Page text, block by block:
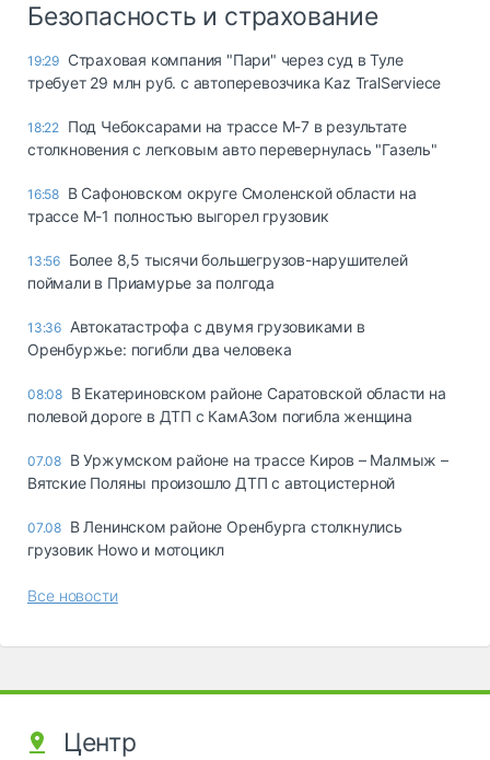
Безопасность и страхование
19:29 Страховая компания "Пари" через суд в Туле
требует 29 млн руб. с автоперевозчика Kaz TralServiece
18:22 Под Чебоксарами на трассе М-7 в результате
столкновения с легковым авто перевернулась "Газель"
16:58 В Сафоновском округе Смоленской области на
трассе М-1 полностью выгорел грузовик
13:56 Более 8,5 тысячи большегрузов-нарушителей
поймали в Приамурье за полгода
13:36 Автокатастрофа с двумя грузовиками в
Оренбуржье: погибли два человека
08:08 В Екатериновском районе Саратовской области на
полевой дороге в ДТП с КамАЗом погибла женщина
07.08 В Уржумском районе на трассе Киров – Малмыж –
Вятские Поляны произошло ДТП с автоцистерной
07.08 В Ленинском районе Оренбурга столкнулись
грузовик Howo и мотоцикл
Все новости
Центр